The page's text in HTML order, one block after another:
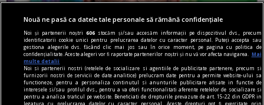
la răscruce de gînduri
Nouă ne pasă ca datele tale personale să rămână confidențiale
Noi și partenerii noștri606 stocăm și/sau accesăm informații pe dispozitivul dvs., precum
identificatorii cookie unici pentru prelucrarea datelor cu caracter personal. Puteți accepta sau
gestiona alegerile dvs. făcând clic mai jos sau în orice moment, pe pagina cu politica de
confidențialitate. Aceste alegeri vor fi raportate partenerilor noștri și nu vă vor afecta navigarea.
Mai
multe detalii
Noi si partenerii nostri (retelele de socializare si agentiile de publicitate partenere, precum si
furnizorii nostri de servicii de date analitice) prelucram date pentru a permite website-ului sa
functioneze, pentru a personaliza continutul si anunturile publicitare afisate in functie de
interesele si/sau profilul dvs., pentru a va oferi functionalitati aferente retelelor de socializare si
pentru a analiza traficul pe website. Beneficiati de drepturile prevazute de art. 15-22 din GDPR in
legatura cu prelucrarea datelor cu caracter personal. Aceste drepturi pot fi exercitate prin